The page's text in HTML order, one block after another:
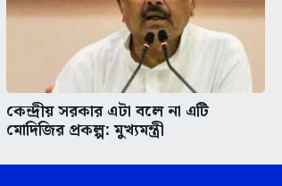
কেন্দ্রীয় সরকার এটা বলে না এটি
মোদিজির প্রকল্প: মুখ্যমন্ত্রী